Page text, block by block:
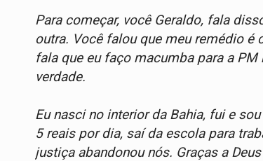
Para começar, você Geraldo, fala
outra. Você falou que meu remédio é
fala que eu faço macumba para a
verdade.
Eu nasci no interior da Bahia, fui e
5 reais por dia, saí da escola para
justiça abandonou nós. Graças a